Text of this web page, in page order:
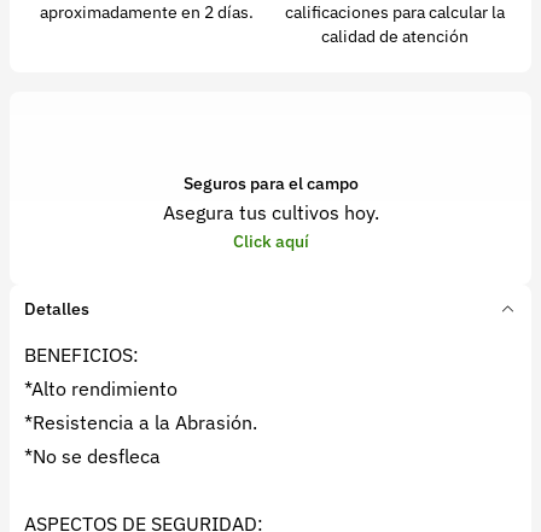
aproximadamente en 2 días.
calificaciones para calcular la
calidad de atención
Seguros para el campo
Asegura tus cultivos hoy.
Click aquí
Detalles
BENEFICIOS:
*Alto rendimiento
*Resistencia a la Abrasión.
*No se desfleca
ASPECTOS DE SEGURIDAD: